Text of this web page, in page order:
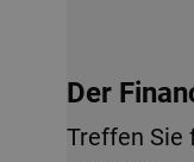
Der
Treffen Sie